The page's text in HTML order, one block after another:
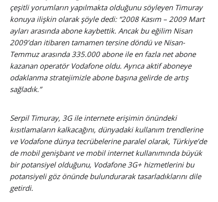
çeşitli yorumların yapılmakta olduğunu söyleyen Timuray
konuya ilişkin olarak şöyle dedi: “2008 Kasım – 2009 Mart
ayları arasında abone kaybettik. Ancak bu eğilim Nisan
2009’dan itibaren tamamen tersine döndü ve Nisan-
Temmuz arasında 335.000 abone ile en fazla net abone
kazanan operatör Vodafone oldu. Ayrıca aktif aboneye
odaklanma stratejimizle abone başına gelirde de artış
sağladık.”
Serpil Timuray, 3G ile internete erişimin önündeki
kısıtlamaların kalkacağını, dünyadaki kullanım trendlerine
ve Vodafone dünya tecrübelerine paralel olarak, Türkiye’de
de mobil genişbant ve mobil internet kullanımında büyük
bir potansiyel olduğunu, Vodafone 3G+ hizmetlerini bu
potansiyeli göz önünde bulundurarak tasarladıklarını dile
getirdi.